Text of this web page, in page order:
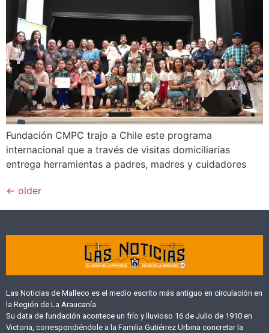
Fundación CMPC trajo a Chile este programa
internacional que a través de visitas domiciliarias
entrega herramientas a padres, madres y cuidadores
← older
Las Noticias de Malleco es el medio escrito más antiguo en circulación en
la Región de La Araucanía.
Su data de fundación acontece un frío y lluvioso 16 de Julio de 1910 en
Victoria, correspondiéndole a la Familia Gutiérrez Urbina concretar la